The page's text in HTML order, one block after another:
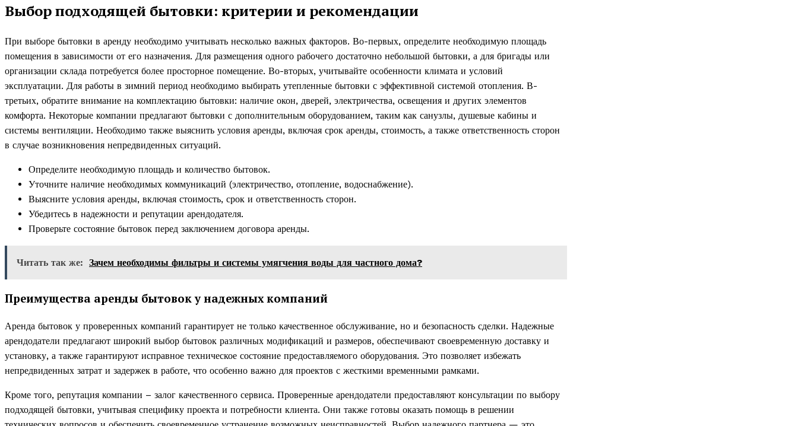
Выбор подходящей бытовки: критерии и рекомендации
При выборе бытовки в аренду необходимо учитывать несколько важных факторов. Во-первых, определите необходимую площадь
помещения в зависимости от его назначения. Для размещения одного рабочего достаточно небольшой бытовки, а для бригады или
организации склада потребуется более просторное помещение. Во-вторых, учитывайте особенности климата и условий
эксплуатации. Для работы в зимний период необходимо выбирать утепленные бытовки с эффективной системой отопления. В-
третьих, обратите внимание на комплектацию бытовки: наличие окон, дверей, электричества, освещения и других элементов
комфорта. Некоторые компании предлагают бытовки с дополнительным оборудованием, таким как санузлы, душевые кабины и
системы вентиляции. Необходимо также выяснить условия аренды, включая срок аренды, стоимость, а также ответственность сторон
в случае возникновения непредвиденных ситуаций.
Определите необходимую площадь и количество бытовок.
Уточните наличие необходимых коммуникаций (электричество, отопление, водоснабжение).
Выясните условия аренды, включая стоимость, срок и ответственность сторон.
Убедитесь в надежности и репутации арендодателя.
Проверьте состояние бытовок перед заключением договора аренды.
Читать так же: Зачем необходимы фильтры и системы умягчения воды для частного дома?
Преимущества аренды бытовок у надежных компаний
Аренда бытовок у проверенных компаний гарантирует не только качественное обслуживание, но и безопасность сделки. Надежные
арендодатели предлагают широкий выбор бытовок различных модификаций и размеров, обеспечивают своевременную доставку и
установку, а также гарантируют исправное техническое состояние предоставляемого оборудования. Это позволяет избежать
непредвиденных затрат и задержек в работе, что особенно важно для проектов с жесткими временными рамками.
Кроме того, репутация компании – залог качественного сервиса. Проверенные арендодатели предоставляют консультации по выбору
подходящей бытовки, учитывая специфику проекта и потребности клиента. Они также готовы оказать помощь в решении